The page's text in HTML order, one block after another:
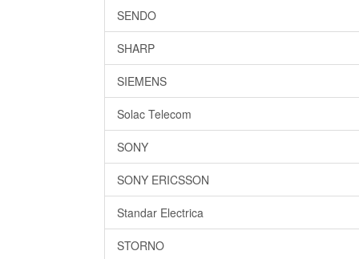
SENDO
SHARP
SIEMENS
Solac Telecom
SONY
SONY ERICSSON
Standar Electrica
STORNO